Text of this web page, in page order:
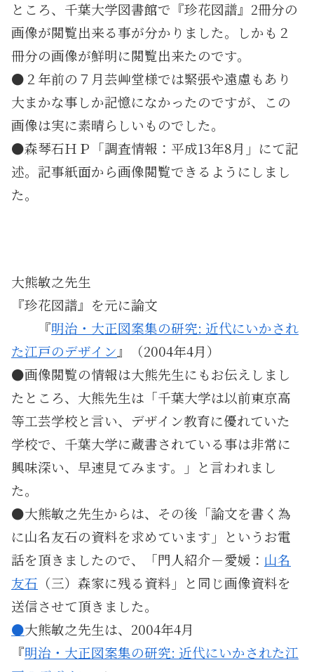
ところ、千葉大学図書館で『珍花図譜』2冊分の
画像が閲覧出来る事が分かりました。しかも２
冊分の画像が鮮明に閲覧出来たのです。
●２年前の７月芸艸堂様では緊張や遠慮もあり
大まかな事しか記憶になかったのですが、この
画像は実に素晴らしいものでした。
●森琴石ＨＰ「調査情報：平成13年8月」にて記
述。記事紙面から画像閲覧できるようにしまし
た。
大熊敏之先生
『珍花図譜』を元に論文
『明治・大正図案集の研究: 近代にいかされ
た江戸のデザイン 』（2004年4月）
●画像閲覧の情報は大熊先生にもお伝えしまし
たところ、大熊先生は「千葉大学は以前東京高
等工芸学校と言い、デザイン教育に優れていた
学校で、千葉大学に蔵書されている事は非常に
興味深い、早速見てみます。」と言われまし
た。
●大熊敏之先生からは、その後「論文を書く為
に山名友石の資料を求めています」というお電
話を頂きましたので、「門人紹介－愛媛： 山名
友石 （三）森家に残る資料」と同じ画像資料を
送信させて頂きました。
●大熊敏之先生は、2004年4月
『明治・大正図案集の研究: 近代にいかされた江